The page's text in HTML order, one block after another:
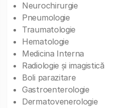
Neurochirurgie
Pneumologie
Traumatologie
Hematologie
Medicina Interna
Radiologie și imagistică
Boli parazitare
Gastroenterologie
Dermatovenerologie